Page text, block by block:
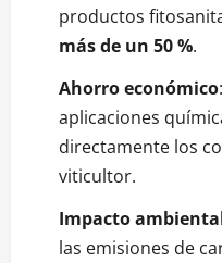
productos
más de un 50 %.
Ahorro económico
aplicaciones
directamente los
viticultor.
Impacto
las emisiones de